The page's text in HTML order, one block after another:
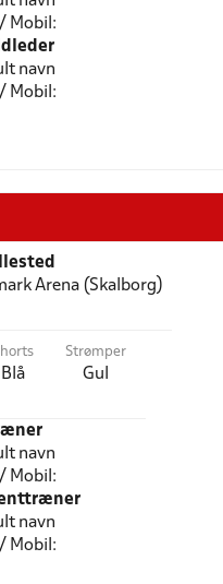
/ Mobil:
navn
/ Mobil:
Arena (Skalborg)
Blå
Strømper
Gul
navn
/ Mobil:
navn
/ Mobil: